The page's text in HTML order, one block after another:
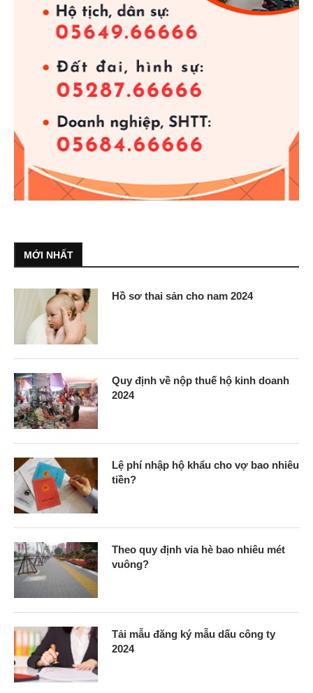
MỚI NHẤT
Hồ sơ thai sản cho nam 2024
Quy định về nộp thuế hộ kinh doanh
2024
Lệ phí nhập hộ khẩu cho vợ bao nhiêu
tiền?
Theo quy định vỉa hè bao nhiêu mét
vuông?
Tải mẫu đăng ký mẫu dấu công ty
2024